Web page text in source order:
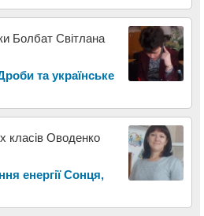
Болбат Світлана
та українське
класів Оводенко
енергії Сонця,